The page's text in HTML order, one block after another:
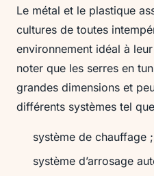
Le métal et le plastique
cultures de toutes
environnement idéal à
noter que les serres en
grandes dimensions et
différents systèmes tel
système de chauffage ;
système d’arrosage